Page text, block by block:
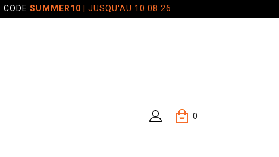
SUMMER10 | JUSQU'AU 10.08.26
0